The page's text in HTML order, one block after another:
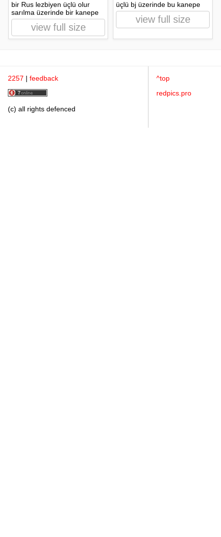
bir Rus lezbiyen üçlü olur
sarılma üzerinde bir kanepe
view full size
üçlü bj üzerinde bu kanepe
view full size
2257 | feedback
(c) all rights defenced
^top
redpics.pro